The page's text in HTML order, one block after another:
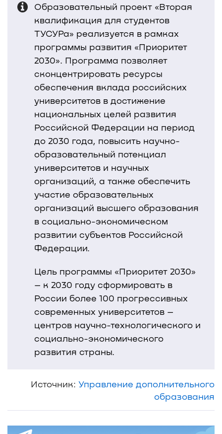
Образовательный проект «Вторая
квалификация для студентов
ТУСУРа» реализуется в рамках
программы развития «Приоритет
2030». Программа позволяет
сконцентрировать ресурсы
обеспечения вклада российских
университетов в достижение
национальных целей развития
Российской Федерации на период
до 2030 года, повысить научно-
образовательный потенциал
университетов и научных
организаций, а также обеспечить
участие образовательных
организаций высшего образования
в социально-экономическом
развитии субъектов Российской
Федерации.
Цель программы «Приоритет 2030»
– к 2030 году сформировать в
России более 100 прогрессивных
современных университетов –
центров научно-технологического и
социально-экономического
развития страны.
Источник: Управление дополнительного
образования